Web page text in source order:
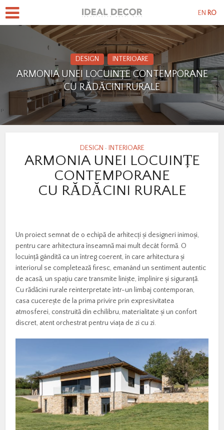
DESIGN INTERIOARE
ARMONIA UNEI LOCUINȚE CONTEMPORANE
CU RĂDĂCINI RURALE
DESIGN • INTERIOARE
ARMONIA UNEI LOCUINȚE
CONTEMPORANE
CU RĂDĂCINI RURALE
Un proiect semnat de o echipă de arhitecți și designeri inimoși,
pentru care arhitectura înseamnă mai mult decât formă. O
locuință gândită ca un întreg coerent, în care arhitectura și
interiorul se completează firesc, emanând un sentiment autentic
de acasă, un spațiu care transmite liniște, împlinire și siguranță.
Cu rădăcini rurale reinterpretate într-un limbaj contemporan,
casa cucerește de la prima privire prin expresivitatea
atmosferei, construită din echilibru, materialitate și un confort
discret, atent orchestrat pentru viața de zi cu zi.
EN RO